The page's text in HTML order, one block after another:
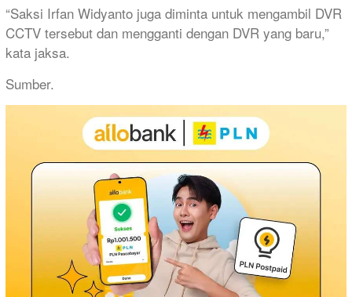
“Saksi Irfan Widyanto juga diminta untuk mengambil DVR
CCTV tersebut dan mengganti dengan DVR yang baru,”
kata jaksa.
Sumber.